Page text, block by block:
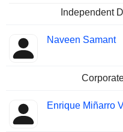
Independent
Naveen Samant
Enrique Miñarro